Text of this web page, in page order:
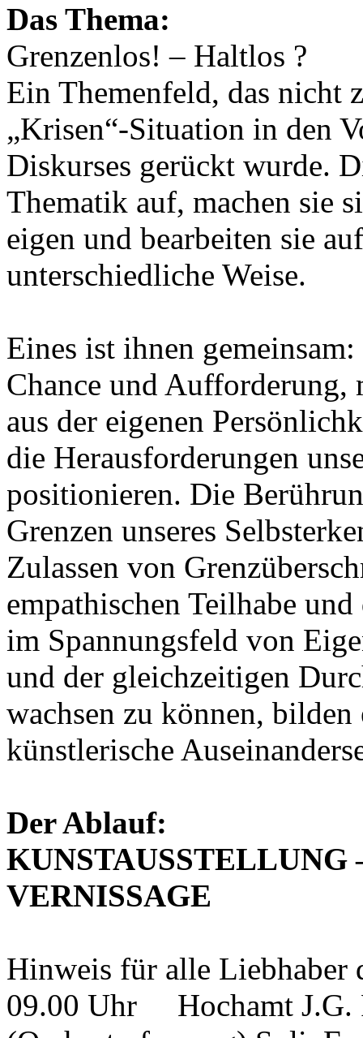
Das Thema:
Grenzenlos! – Haltlos ?
Ein Themenfeld, das nicht
„Krisen“-Situation in den
Diskurses gerückt wurde.
Thematik auf, machen sie
eigen und bearbeiten sie
unterschiedliche Weise.
Eines ist ihnen
Chance und Aufforderung,
aus der eigenen
die Herausforderungen
positionieren. Die
Grenzen unseres
Zulassen von
empathischen Teilhabe
im Spannungsfeld von
und der gleichzeitigen
wachsen zu können,
künstlerische
Der Ablauf:
KUNSTAUSSTELLUNG
VERNISSAGE
Hinweis für alle Liebhaber
09.00 Uhr Hochamt J.G.